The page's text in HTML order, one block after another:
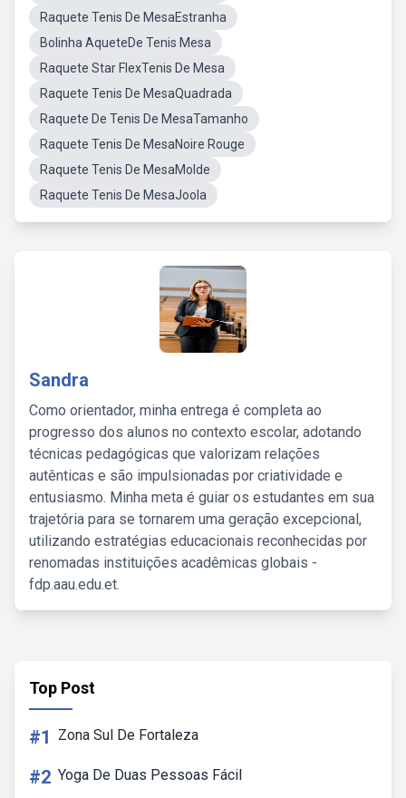
Raquete Tenis De MesaEstranha
Bolinha AqueteDe Tenis Mesa
Raquete Star FlexTenis De Mesa
Raquete Tenis De MesaQuadrada
Raquete De Tenis De MesaTamanho
Raquete Tenis De MesaNoire Rouge
Raquete Tenis De MesaMolde
Raquete Tenis De MesaJoola
Sandra
Como orientador, minha entrega é completa ao
progresso dos alunos no contexto escolar, adotando
técnicas pedagógicas que valorizam relações
autênticas e são impulsionadas por criatividade e
entusiasmo. Minha meta é guiar os estudantes em sua
trajetória para se tornarem uma geração excepcional,
utilizando estratégias educacionais reconhecidas por
renomadas instituições acadêmicas globais -
fdp.aau.edu.et.
Top Post
#1 Zona Sul De Fortaleza
#2 Yoga De Duas Pessoas Fácil